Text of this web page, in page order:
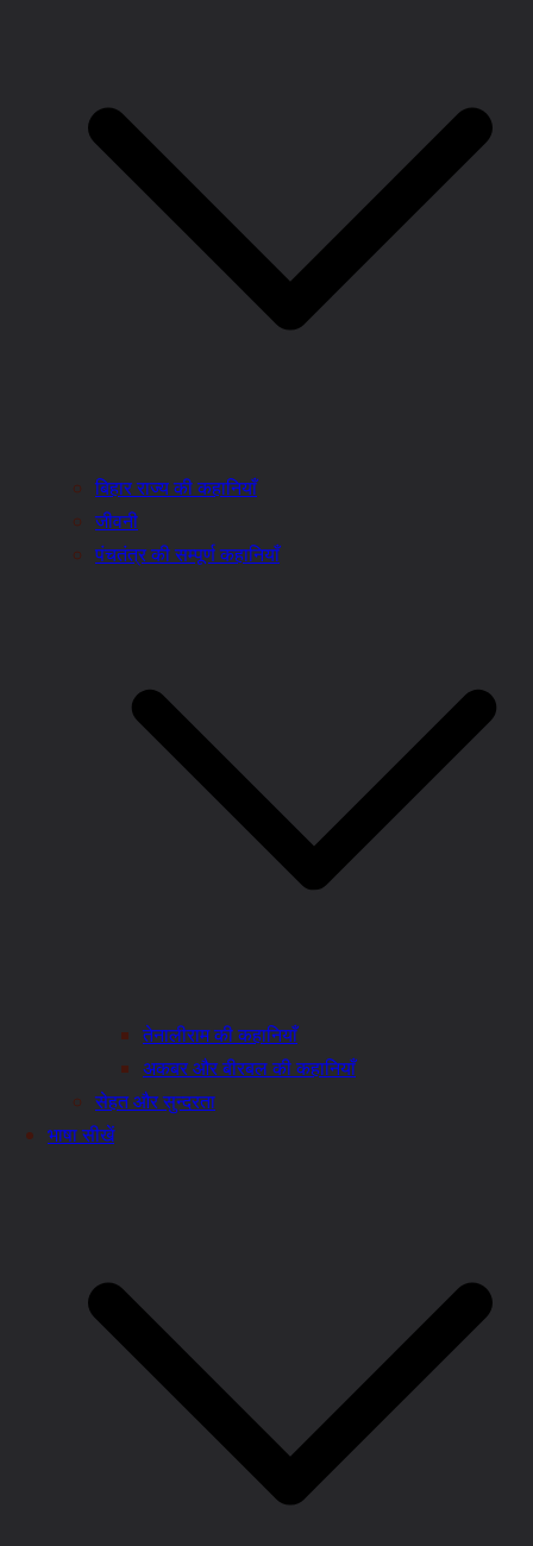
बिहार राज्य की कहानियाँ
जीवनी
पंचतंत्र की सम्पूर्ण कहानियाँ
तेनालीराम की कहानियाँ
अकबर और बीरबल की कहानियाँ
सेहत और सुन्दरता
भाषा सीखें